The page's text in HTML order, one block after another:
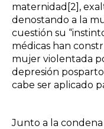
maternidad [2] ,
denostando a la
cuestión su
médicas han
mujer violentada
depresión
cabe ser aplicado
Junto a la